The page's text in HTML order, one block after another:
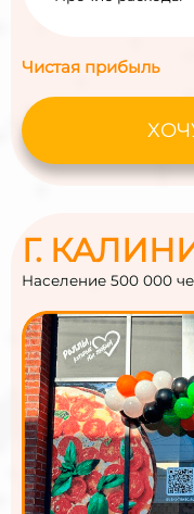
Чистая прибыль
Г.
Население 500 000